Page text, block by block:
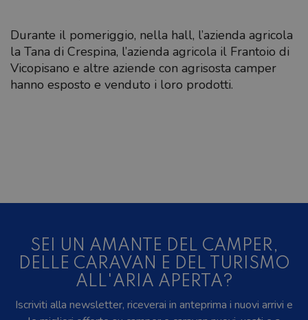
Durante il pomeriggio, nella hall, l’azienda agricola
la Tana di Crespina, l’azienda agricola il Frantoio di
Vicopisano e altre aziende con agrisosta camper
hanno esposto e venduto i loro prodotti.
SEI UN AMANTE DEL CAMPER,
DELLE CARAVAN E DEL TURISMO
ALL'ARIA APERTA?
Iscriviti alla newsletter, riceverai in anteprima i nuovi arrivi e